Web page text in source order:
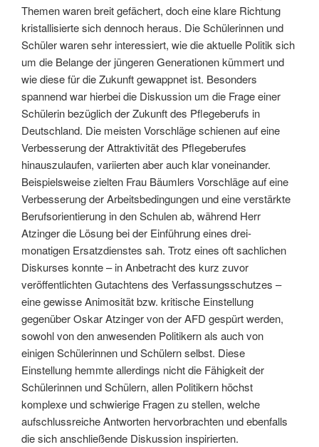
Themen waren breit gefächert, doch eine klare Richtung
kristallisierte sich dennoch heraus. Die Schülerinnen und
Schüler waren sehr interessiert, wie die aktuelle Politik sich
um die Belange der jüngeren Generationen kümmert und
wie diese für die Zukunft gewappnet ist. Besonders
spannend war hierbei die Diskussion um die Frage einer
Schülerin bezüglich der Zukunft des Pflegeberufs in
Deutschland. Die meisten Vorschläge schienen auf eine
Verbesserung der Attraktivität des Pflegeberufes
hinauszulaufen, variierten aber auch klar voneinander.
Beispielsweise zielten Frau Bäumlers Vorschläge auf eine
Verbesserung der Arbeitsbedingungen und eine verstärkte
Berufsorientierung in den Schulen ab, während Herr
Atzinger die Lösung bei der Einführung eines drei-
monatigen Ersatzdienstes sah. Trotz eines oft sachlichen
Diskurses konnte – in Anbetracht des kurz zuvor
veröffentlichten Gutachtens des Verfassungsschutzes –
eine gewisse Animosität bzw. kritische Einstellung
gegenüber Oskar Atzinger von der AFD gespürt werden,
sowohl von den anwesenden Politikern als auch von
einigen Schülerinnen und Schülern selbst. Diese
Einstellung hemmte allerdings nicht die Fähigkeit der
Schülerinnen und Schülern, allen Politikern höchst
komplexe und schwierige Fragen zu stellen, welche
aufschlussreiche Antworten hervorbrachten und ebenfalls
die sich anschließende Diskussion inspirierten.